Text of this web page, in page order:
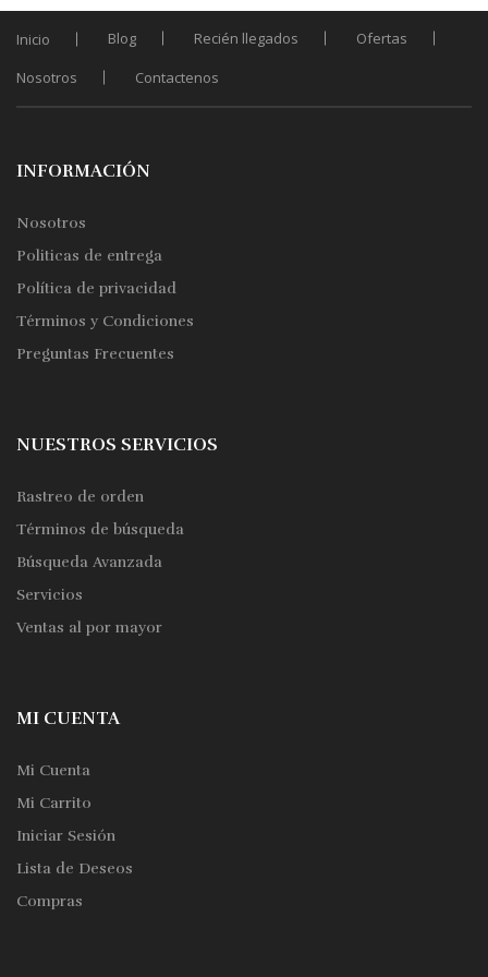
pueden
en
Inicio Blog Recién llegados
Ofertas
Nosotros
Contactenos
INFORMACIÓN
Nosotros
Politicas de entrega
Política de privacidad
Términos y Condiciones
Preguntas Frecuentes
NUESTROS SERVICIOS
Rastreo de orden
Términos de búsqueda
Búsqueda Avanzada
Servicios
Ventas al por mayor
MI CUENTA
Mi Cuenta
Mi Carrito
Iniciar Sesión
Lista de Deseos
Compras